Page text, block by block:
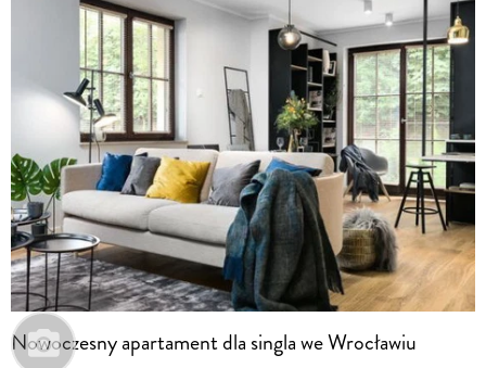
Nowoczesny apartament dla singla we Wrocławiu